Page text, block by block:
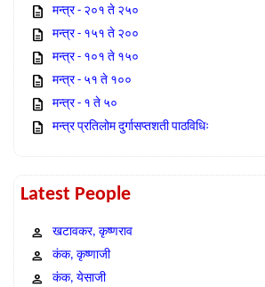
मन्त्र - २०१ ते २५०
मन्त्र - १५१ ते २००
मन्त्र - १०१ ते १५०
मन्त्र - ५१ ते १००
मन्त्र - १ ते ५०
मन्त्र प्रतिलोम दुर्गासप्तशती पाठविधिः
Latest People
खटावकर, कृष्णराव
कंक, कृष्णाजी
कंक, येसाजी